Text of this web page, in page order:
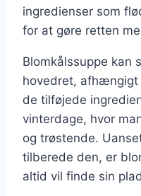
ingredienser som
for at gøre retten
Blomkålssuppe kan
hovedret, afhængigt
de tilføjede
vinterdage, hvor
og trøstende.
tilberede den, er
altid vil finde sin